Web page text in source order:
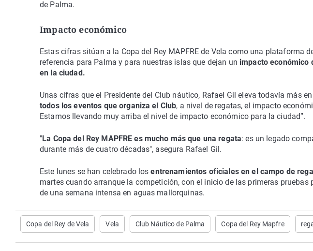
de Palma.
Impacto económico
Estas cifras sitúan a la Copa del Rey MAPFRE de Vela como una plataforma
referencia para Palma y para nuestras islas que dejan un impacto económico
en la ciudad.
Unas cifras que el Presidente del Club náutico, Rafael Gil eleva todavía más en
todos los eventos que organiza el Club, a nivel de regatas, el impacto
Estamos llevando muy arriba el nivel de impacto económico para la ciudad”.
"La Copa del Rey MAPFRE es mucho más que una regata: es un legado
durante más de cuatro décadas", asegura Rafael Gil.
Este lunes se han celebrado losentrenamientos oficiales en el campo de
martes cuando arranque la competición, con el inicio de las primeras
de una semana intensa en aguas mallorquinas.
Copa del Rey de Vela Vela Club Náutico de Palma Copa del Rey Mapfre